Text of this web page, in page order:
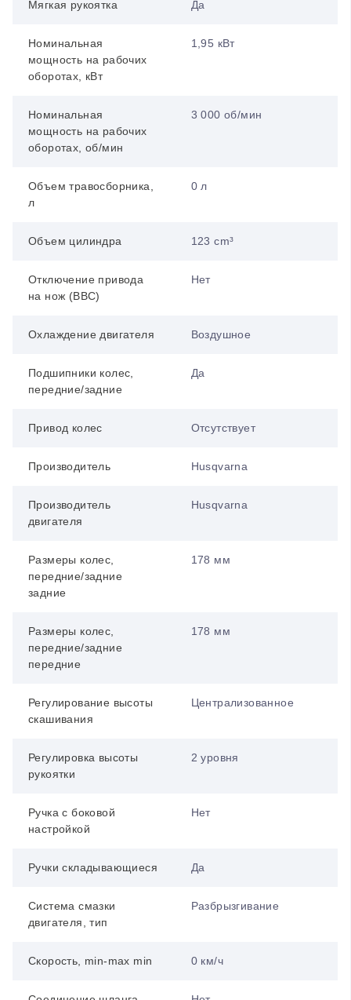
Мягкая рукоятка Да
Номинальная
мощность на рабочих
оборотах, кВт
1,95 кВт
Номинальная
мощность на рабочих
оборотах, об/мин
3 000 об/мин
Объем травосборника,
л
0 л
Объем цилиндра 123 cm³
Отключение привода
на нож (BBC)
Нет
Охлаждение двигателя Воздушное
Подшипники колес,
передние/задние
Да
Привод колес Отсутствует
Производитель Husqvarna
Производитель
двигателя
Husqvarna
Размеры колес,
передние/задние
задние
178 мм
Размеры колес,
передние/задние
передние
178 мм
Регулирование высоты
скашивания
Централизованное
Регулировка высоты
рукоятки
2 уровня
Ручка с боковой
настройкой
Нет
Ручки складывающиеся Да
Система смазки
двигателя, тип
Разбрызгивание
Скорость, min-max min 0 км/ч